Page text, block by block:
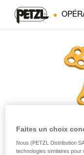
PAW
Faites un choix
Nous (PETZL Distribution
technologies similaires